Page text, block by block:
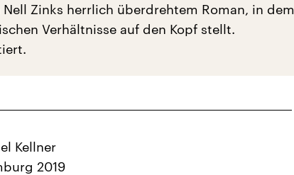
Zinks herrlich überdrehtem Roman, in dem
Verhältnisse auf den Kopf stellt.
Kellner
2019